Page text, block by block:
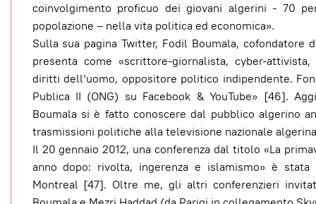
coinvolgimento proficuo dei giovani algerini - 70
popolazione – nella vita politica ed economica».
Sulla sua pagina Twitter, Fodil Boumala, cofondatore
presenta come «scrittore-giornalista, cyber-
diritti dell’uomo, oppositore politico indipendente.
Publica II (ONG) su Facebook & YouTube» [46].
Boumala si è fatto conoscere dal pubblico algerino
trasmissioni politiche alla televisione nazionale
Il 20 gennaio 2012, una conferenza dal titolo «La
anno dopo: rivolta, ingerenza e islamismo» è stata
Montreal [47]. Oltre me, gli altri conferenzieri